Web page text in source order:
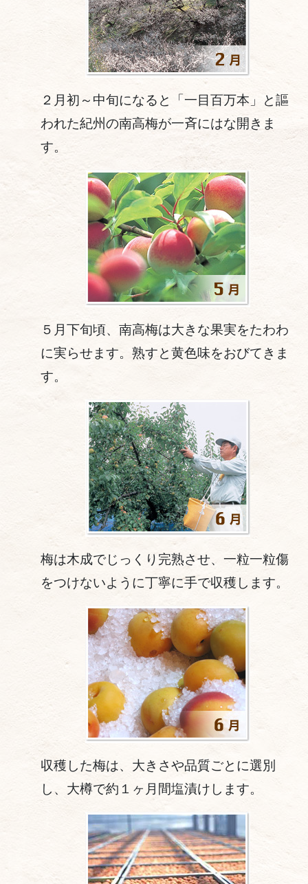
２月初～中旬になると「一目百万本」と謳
われた紀州の南高梅が一斉にはな開きま
す。
５月下旬頃、南高梅は大きな果実をたわわ
に実らせます。熟すと黄色味をおびてきま
す。
梅は木成でじっくり完熟させ、一粒一粒傷
をつけないように丁寧に手で収穫します。
収穫した梅は、大きさや品質ごとに選別
し、大樽で約１ヶ月間塩漬けします。